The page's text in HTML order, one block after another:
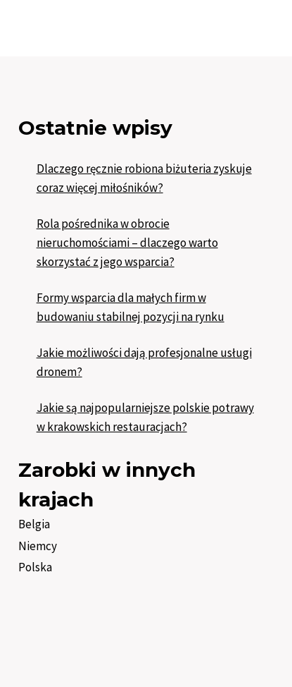
Ostatnie wpisy
Dlaczego ręcznie robiona biżuteria zyskuje
coraz więcej miłośników?
Rola pośrednika w obrocie
nieruchomościami – dlaczego warto
skorzystać z jego wsparcia?
Formy wsparcia dla małych firm w
budowaniu stabilnej pozycji na rynku
Jakie możliwości dają profesjonalne usługi
dronem?
Jakie są najpopularniejsze polskie potrawy
w krakowskich restauracjach?
Zarobki w innych
krajach
Belgia
Niemcy
Polska